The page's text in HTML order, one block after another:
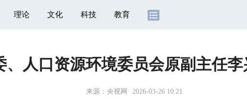
理论 文化 科技 教育
、人口资源环境委员会原副主任
来源： 央视网 2026-03-26 10:21